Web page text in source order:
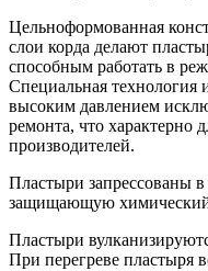
Цельноформованная
слои корда делают
способным работать в
Специальная технология
высоким давлением
ремонта, что характерно
производителей.
Пластыри запрессованы
защищающую химический
Пластыри
При перегреве пластыря